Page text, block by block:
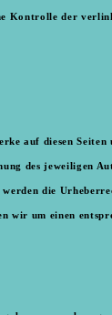
der
auf diesen
des jeweiligen
die
wir um einen